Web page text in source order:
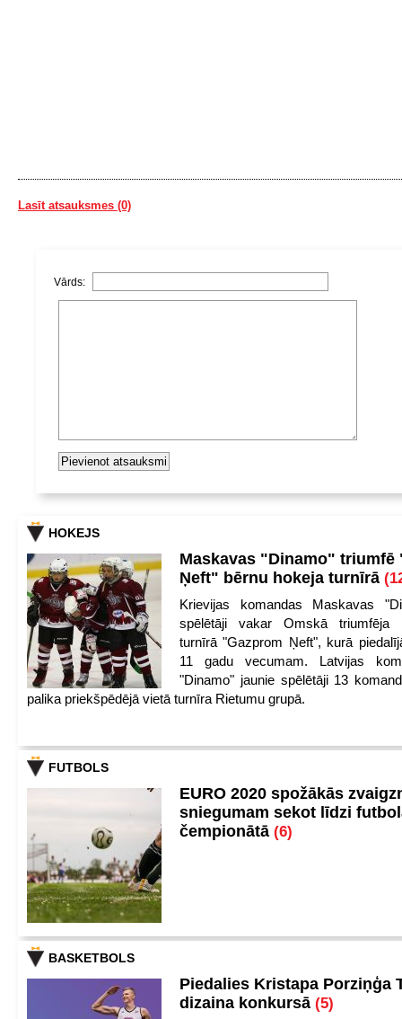
Lasīt atsauksmes (0)
Vārds:
HOKEJS
Maskavas "Dinamo" triumfē
Ņeft" bērnu hokeja turnīrā
Krievijas komandas Maskavas
spēlētāji vakar Omskā triumfēja
turnīrā "Gazprom Ņeft", kurā
11 gadu vecumam. Latvijas
"Dinamo" jaunie spēlētāji 13
palika priekšpēdējā vietā turnīra Rietumu grupā.
FUTBOLS
EURO 2020 spožākās
sniegumam sekot līdzi
čempionātā (6)
BASKETBOLS
Piedalies Kristapa Porziņģa
dizaina konkursā (5)